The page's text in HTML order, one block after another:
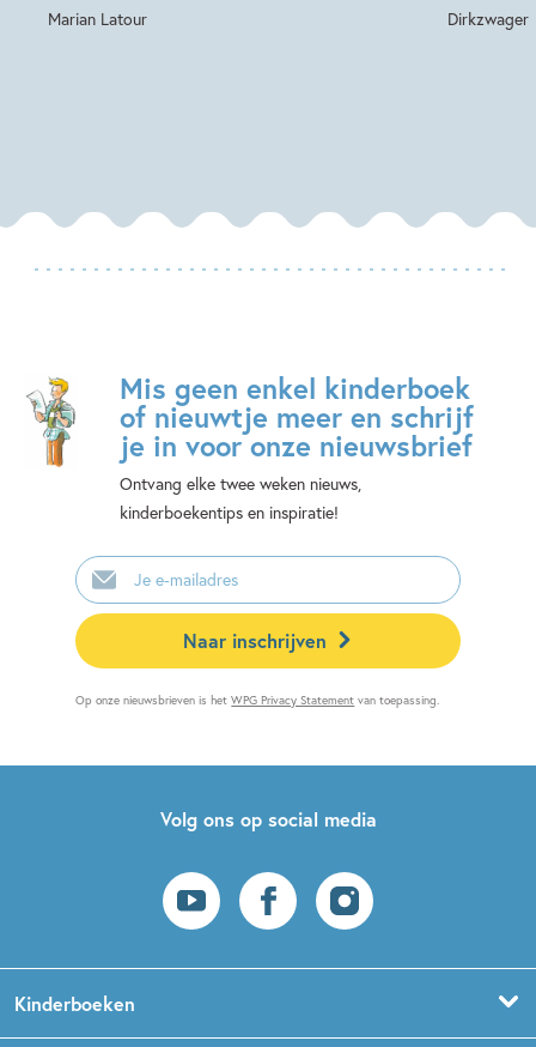
Marian Latour
Dirkzwager
Mis geen enkel kinderboek
of nieuwtje meer en schrijf
je in voor onze nieuwsbrief
Ontvang elke twee weken nieuws,
kinderboekentips en inspiratie!
E-
mailadres
Naar inschrijven
Op onze nieuwsbrieven is hetWPG Privacy Statement van toepassing.
Volg ons op social media
Kinderboeken